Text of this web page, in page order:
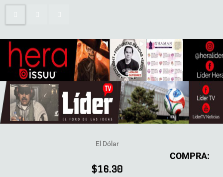
El Dólar
COMPRA:
$16.30